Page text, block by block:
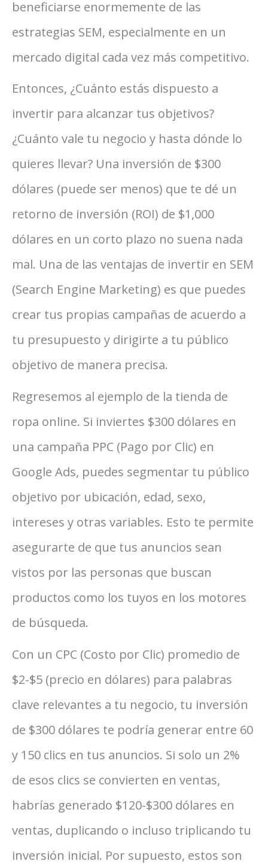
beneficiarse enormemente de las
estrategias SEM, especialmente en un
mercado digital cada vez más competitivo.
Entonces, ¿Cuánto estás dispuesto a
invertir para alcanzar tus objetivos?
¿Cuánto vale tu negocio y hasta dónde lo
quieres llevar? Una inversión de $300
dólares (puede ser menos) que te dé un
retorno de inversión (ROI) de $1,000
dólares en un corto plazo no suena nada
mal. Una de las ventajas de invertir en SEM
(Search Engine Marketing) es que puedes
crear tus propias campañas de acuerdo a
tu presupuesto y dirigirte a tu público
objetivo de manera precisa.
Regresemos al ejemplo de la tienda de
ropa online. Si inviertes $300 dólares en
una campaña PPC (Pago por Clic) en
Google Ads, puedes segmentar tu público
objetivo por ubicación, edad, sexo,
intereses y otras variables. Esto te permite
asegurarte de que tus anuncios sean
vistos por las personas que buscan
productos como los tuyos en los motores
de búsqueda.
Con un CPC (Costo por Clic) promedio de
$2-$5 (precio en dólares) para palabras
clave relevantes a tu negocio, tu inversión
de $300 dólares te podría generar entre 60
y 150 clics en tus anuncios. Si solo un 2%
de esos clics se convierten en ventas,
habrías generado $120-$300 dólares en
ventas, duplicando o incluso triplicando tu
inversión inicial. Por supuesto, estos son